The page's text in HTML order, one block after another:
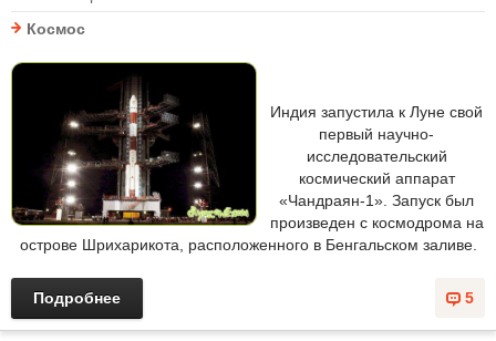
Космос
Индия запустила к Луне свой
первый научно-
исследовательский
космический аппарат
«Чандраян-1». Запуск был
произведен с космодрома на
острове Шрихарикота, расположенного в Бенгальском заливе.
5
Подробнее